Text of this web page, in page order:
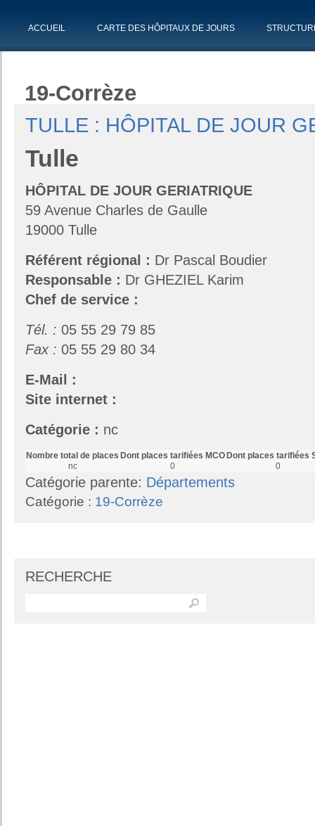
ACCUEIL CARTE DES HÔPITAUX DE JOURS
19-Corrèze
TULLE : HÔPITAL DE JOUR
Tulle
HÔPITAL DE JOUR GERIATRIQUE
59 Avenue Charles de Gaulle
19000 Tulle
Référent régional : Dr Pascal Boudier
Responsable : Dr GHEZIEL Karim
Chef de service :
Tél. : 05 55 29 79 85
Fax : 05 55 29 80 34
E-Mail :
Site internet :
Catégorie : nc
Nombre total de places
nc
Dont places tarifiées MCO
0
Dont places tarifiées
0
Catégorie parente: Départements
Catégorie : 19-Corrèze
RECHERCHE